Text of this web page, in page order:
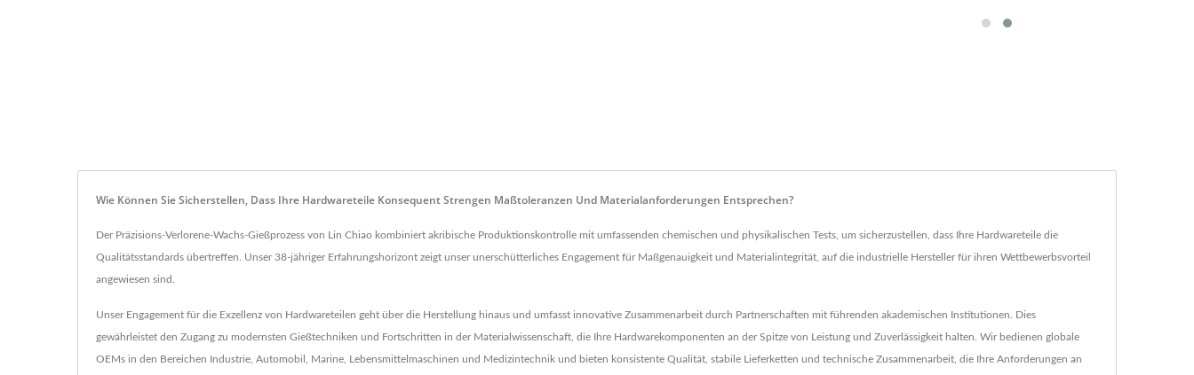
Wie Können Sie Sicherstellen, Dass Ihre Hardwareteile Konsequent Strengen Maßtoleranzen Und Materialanforderungen Entsprechen?
Der Präzisions-Verlorene-Wachs-Gießprozess von Lin Chiao kombiniert akribische Produktionskontrolle mit umfassenden chemischen und physikalischen Tests, um sicherzustellen, dass Ihre Hardwareteile die
Qualitätsstandards übertreffen. Unser 38-jähriger Erfahrungshorizont zeigt unser unerschütterliches Engagement für Maßgenauigkeit und Materialintegrität, auf die industrielle Hersteller für ihren Wettbewerbsvorteil
angewiesen sind.
Unser Engagement für die Exzellenz von Hardwareteilen geht über die Herstellung hinaus und umfasst innovative Zusammenarbeit durch Partnerschaften mit führenden akademischen Institutionen. Dies
gewährleistet den Zugang zu modernsten Gießtechniken und Fortschritten in der Materialwissenschaft, die Ihre Hardwarekomponenten an der Spitze von Leistung und Zuverlässigkeit halten. Wir bedienen globale
OEMs in den Bereichen Industrie, Automobil, Marine, Lebensmittelmaschinen und Medizintechnik und bieten konsistente Qualität, stabile Lieferketten und technische Zusammenarbeit, die Ihre Anforderungen an